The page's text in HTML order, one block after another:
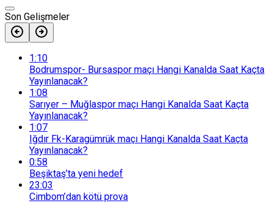
Son Gelişmeler
1:10
Bodrumspor- Bursaspor maçı Hangi Kanalda Saat Kaçta
Yayınlanacak?
1:08
Sarıyer – Muğlaspor maçı Hangi Kanalda Saat Kaçta
Yayınlanacak?
1:07
Iğdır Fk-Karagümrük maçı Hangi Kanalda Saat Kaçta
Yayınlanacak?
0:58
Beşiktaş’ta yeni hedef
23:03
Cimbom’dan kötü prova